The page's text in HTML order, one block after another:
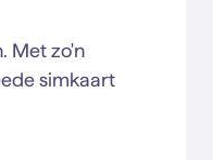
Met zo'n
simkaart